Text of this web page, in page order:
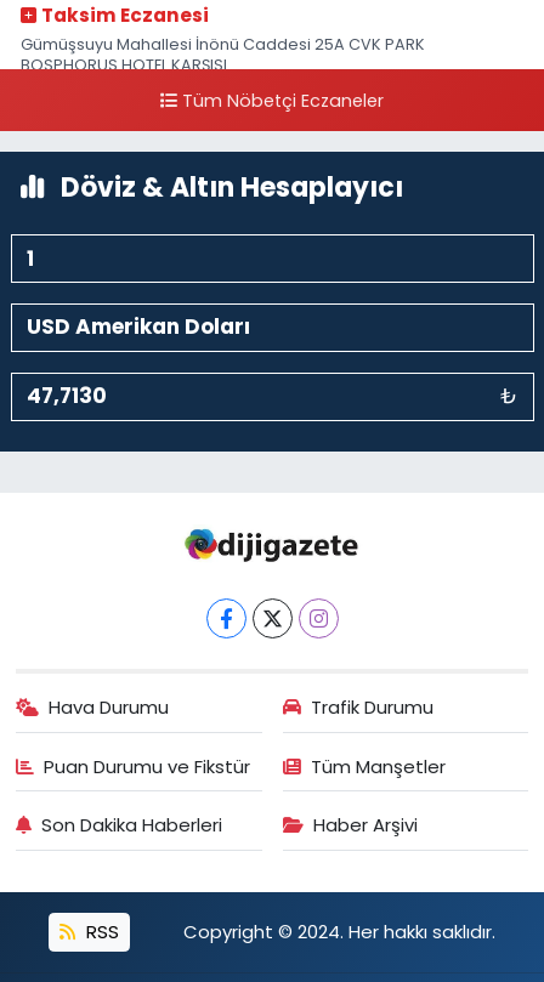
Taksim Eczanesi
Gümüşsuyu Mahallesi İnönü Caddesi 25A CVK PARK
BOSPHORUS HOTEL KARŞISI
0 (212) 249 50 99 Yol Tarifi Al
Tüm Nöbetçi Eczaneler
Döviz & Altın Hesaplayıcı
₺
Hava Durumu Trafik Durumu
Puan Durumu ve Fikstür Tüm Manşetler
Son Dakika Haberleri Haber Arşivi
RSS Copyright © 2024. Her hakkı saklıdır.